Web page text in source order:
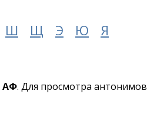
Ш Щ Э Ю Я
АФ. Для просмотра антонимов